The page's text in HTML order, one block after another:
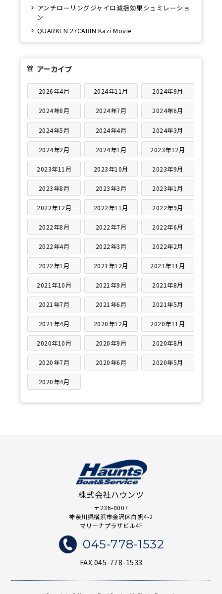
アンチローリングジャイロ減揺効果シュミレーショ
ン
QUARKEN 27CABIN Kazi Movie
アーカイブ
2026年4月 2024年11月 2024年9月
2024年8月 2024年7月 2024年6月
2024年5月 2024年4月 2024年3月
2024年2月 2024年1月 2023年12月
2023年11月 2023年10月 2023年9月
2023年8月 2023年3月 2023年1月
2022年12月 2022年11月 2022年9月
2022年8月 2022年7月 2022年6月
2022年4月 2022年3月 2022年2月
2022年1月 2021年12月 2021年11月
2021年10月 2021年9月 2021年8月
2021年7月 2021年6月 2021年5月
2021年4月 2020年12月 2020年11月
2020年10月 2020年9月 2020年8月
2020年7月 2020年6月 2020年5月
2020年4月
株式会社ハウンツ
〒236-0007
神奈川県横浜市金沢区白帆4-2
マリーナプラザビル4F
045-778-1532
FAX.045-778-1533